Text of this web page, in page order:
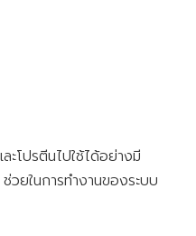
ะโปรตีนไปใช้ได้อย่างมี
วยในการทำงานของระบบ